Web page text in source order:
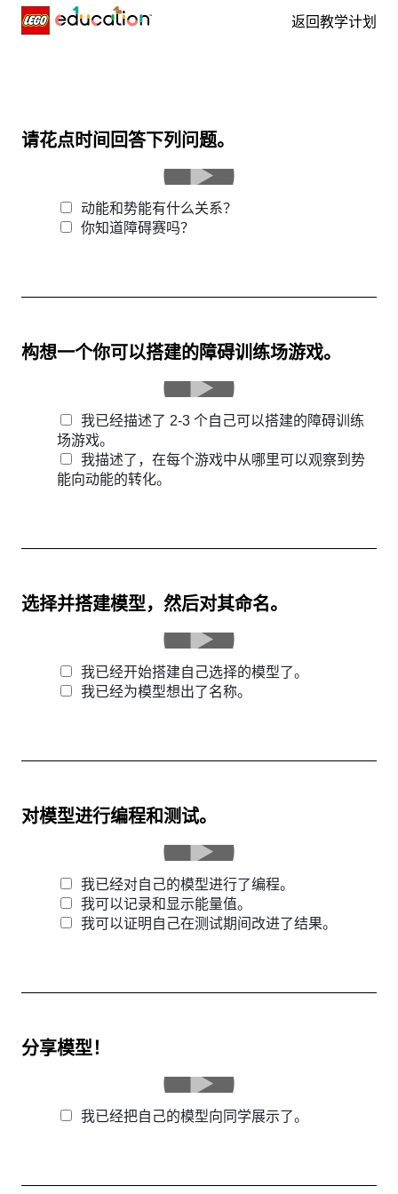
Skip navigation 返回教学计划
请花点时间回答下列问题。
动能和势能有什么关系？
你知道障碍赛吗？
构想一个你可以搭建的障碍训练场游戏。
我已经描述了 2-3 个自己可以搭建的障碍训练
场游戏。
我描述了，在每个游戏中从哪里可以观察到势
能向动能的转化。
选择并搭建模型，然后对其命名。
我已经开始搭建自己选择的模型了。
我已经为模型想出了名称。
对模型进行编程和测试。
我已经对自己的模型进行了编程。
我可以记录和显示能量值。
我可以证明自己在测试期间改进了结果。
分享模型！
我已经把自己的模型向同学展示了。